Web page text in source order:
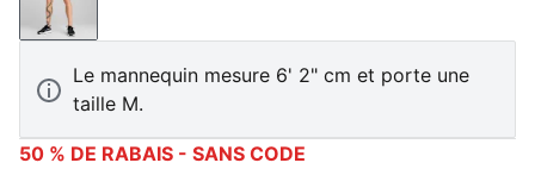
PUMA Black
Le mannequin mesure 6' 2" cm et porte une
taille M.
50 % DE RABAIS - SANS CODE